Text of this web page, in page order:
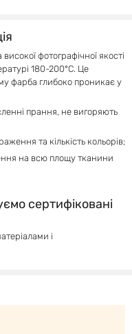
фотографічної якості
180-200°С. Це
фарба глибоко проникає у
прання, не вигоряють
та кількість кольорів;
на всю площу тканини
сертифіковані
і